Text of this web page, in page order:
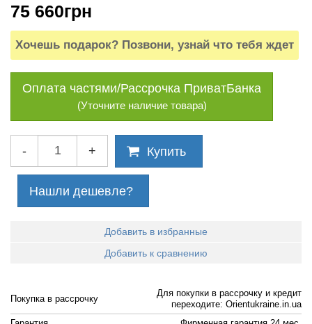
75 660грн
Хочешь подарок? Позвони, узнай что тебя ждет
Оплата частями/Рассрочка ПриватБанка
(Уточните наличие товара)
- + Купить
Нашли дешевле?
Добавить в избранные
Добавить к сравнению
Покупка в рассрочку
Для покупки в рассрочку и кредит
переходите: Orientukraine.in.ua